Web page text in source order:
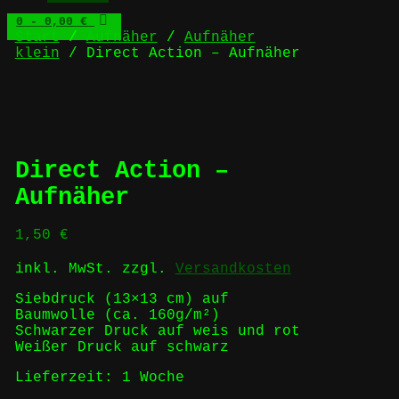
0 - 0,00 €
Start/Aufnäher / Aufnäher
klein / Direct Action – Aufnäher
Direct Action –
Aufnäher
1,50 €
inkl. MwSt. zzgl. Versandkosten
Siebdruck (13×13 cm) auf
Baumwolle (ca. 160g/m²)
Schwarzer Druck auf weis und rot
Weißer Druck auf schwarz
Lieferzeit: 1 Woche